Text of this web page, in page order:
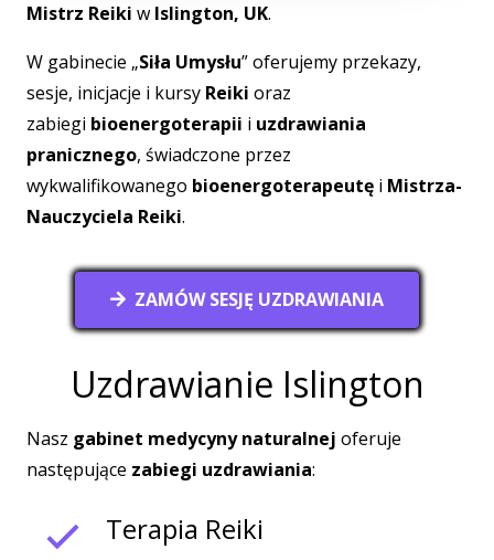
Mistrz Reiki w Islington, UK.
W gabinecie „Siła Umysłu” oferujemy przekazy,
sesje, inicjacje i kursy Reiki oraz
zabiegi bioenergoterapii i uzdrawiania
pranicznego, świadczone przez
wykwalifikowanego bioenergoterapeutę i Mistrza-
Nauczyciela Reiki.
ZAMÓW SESJĘ UZDRAWIANIA
Uzdrawianie Islington
Nasz gabinet medycyny naturalnej oferuje
następujące zabiegi uzdrawiania:
Terapia Reiki